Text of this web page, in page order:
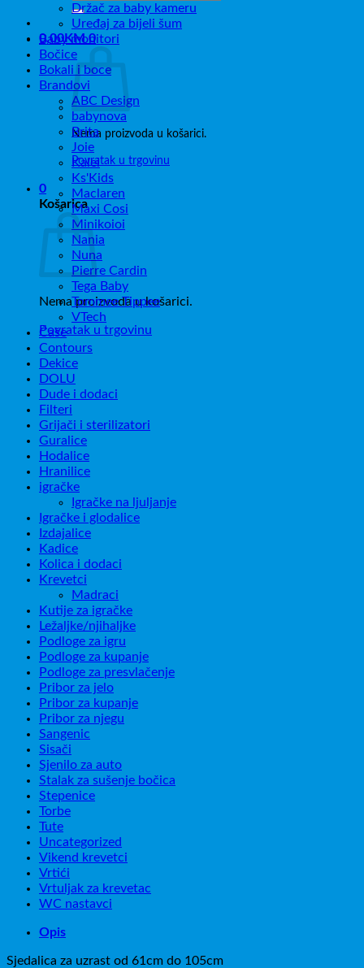
0,00KM 0
Nema proizvoda u košarici.
Povratak u trgovinu
0
Košarica
Nema proizvoda u košarici.
Povratak u trgovinu
Držač za baby kameru
Uređaj za bijeli šum
Baby monitori
Bočice
Bokali i boce
Brandovi
ABC Design
babynova
Brita
Joie
Kalei
Ks'Kids
Maclaren
Maxi Cosi
Minikoioi
Nania
Nuna
Pierre Cardin
Tega Baby
Tommee Tippee
VTech
Čaše
Contours
Dekice
DOLU
Dude i dodaci
Filteri
Grijači i sterilizatori
Guralice
Hodalice
Hranilice
igračke
Igračke na ljuljanje
Igračke i glodalice
Izdajalice
Kadice
Kolica i dodaci
Krevetci
Madraci
Kutije za igračke
Ležaljke/njihaljke
Podloge za igru
Podloge za kupanje
Podloge za presvlačenje
Pribor za jelo
Pribor za kupanje
Pribor za njegu
Sangenic
Sisači
Sjenilo za auto
Stalak za sušenje bočica
Stepenice
Torbe
Tute
Uncategorized
Vikend krevetci
Vrtići
Vrtuljak za krevetac
WC nastavci
Opis
Sjedalica za uzrast od 61cm do 105cm